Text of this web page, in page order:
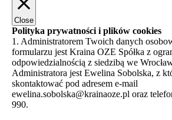
Close
Polityka prywatności i plików cookies
1. Administratorem Twoich danych
formularzu jest Kraina OZE Spółka z
odpowiedzialnością z siedzibą we
Administratora jest Ewelina Sobolska, z
skontaktować pod adresem e-mail
ewelina.sobolska@krainaoze.pl oraz
990.